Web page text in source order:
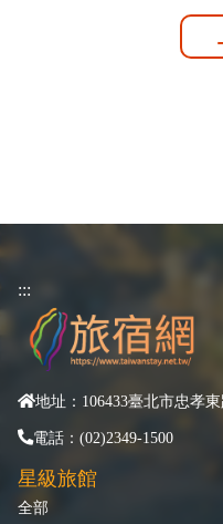
:::
地址：106433臺北市忠孝
電話：(02)2349-1500
星級旅館
全部